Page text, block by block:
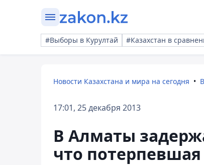
#Выборы в Курултай #Казахстан в
Новости Казахстана и мира на сегодня
17:01, 25 декабря 2013
В Алматы
что потерпевшая